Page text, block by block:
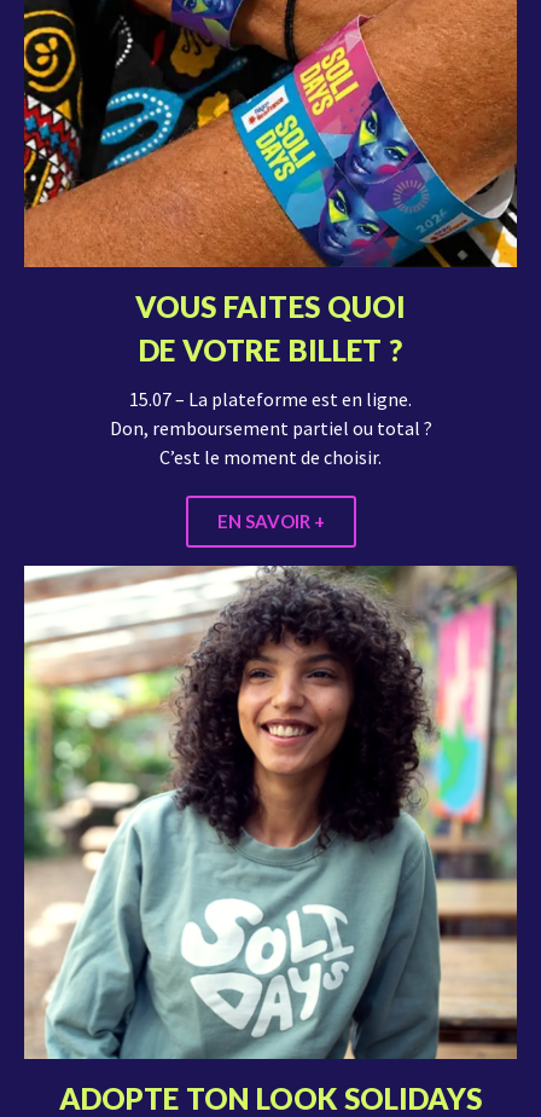
VOUS FAITES QUOI
DE VOTRE BILLET ?
15.07 – La plateforme est en ligne.
Don, remboursement partiel ou total ?
C’est le moment de choisir.
EN SAVOIR +
ADOPTE TON LOOK SOLIDAYS